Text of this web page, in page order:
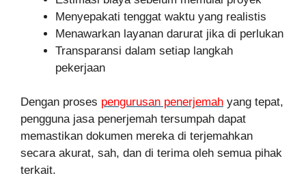
Menyepakati tenggat waktu yang realistis
Menawarkan layanan darurat jika di perlukan
Transparansi dalam setiap langkah
pekerjaan
Dengan proses pengurusan penerjemah yang tepat,
pengguna jasa penerjemah tersumpah dapat
memastikan dokumen mereka di terjemahkan
secara akurat, sah, dan di terima oleh semua pihak
terkait.